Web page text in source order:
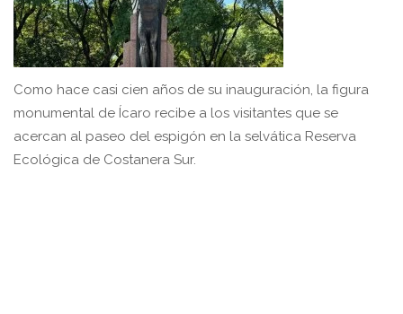
Como hace casi cien años de su inauguración, la figura
monumental de Ícaro recibe a los visitantes que se
acercan al paseo del espigón en la selvática Reserva
Ecológica de Costanera Sur.